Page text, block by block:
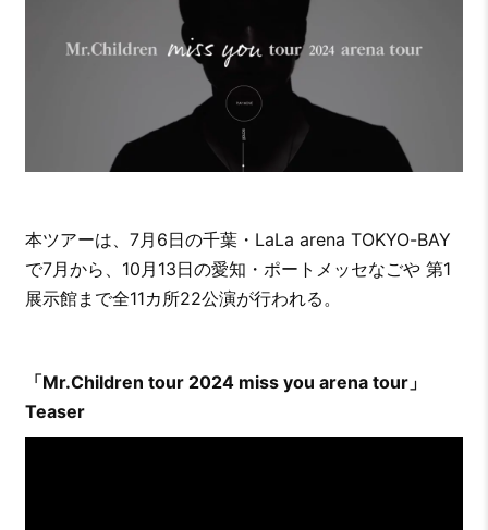
本ツアーは、7月6日の千葉・LaLa arena TOKYO-BAY
で7月から、10月13日の愛知・ポートメッセなごや 第1
展示館まで全11カ所22公演が行われる。
「Mr.Children tour 2024 miss you arena tour」
Teaser